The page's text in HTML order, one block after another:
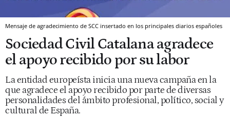
Mensaje de agradecimiento de SCC insertado en los principales diarios españoles
Sociedad Civil Catalana agradece
el apoyo recibido por su labor
La entidad europeísta inicia una nueva campaña en la
que agradece el apoyo recibido por parte de diversas
personalidades del ámbito profesional, político, social y
cultural de España.